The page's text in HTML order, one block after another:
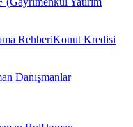
RehberiKonut Kredisi
Danışmanlar